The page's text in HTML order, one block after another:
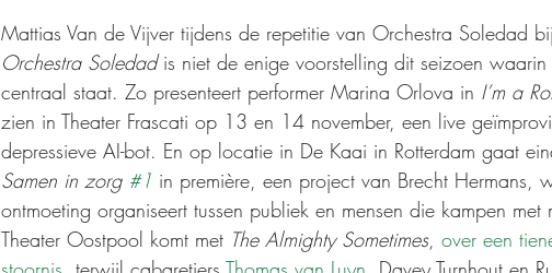
Mattias Van de Vijver tijdens de repetitie van Orchestra Soledad
Orchestra Soledad is niet de enige voorstelling dit seizoen waarin
centraal staat. Zo presenteert performer Marina Orlova in I’m a
zien in Theater Frascati op 13 en 14 november, een live
depressieve AI-bot. En op locatie in De Kaai in Rotterdam gaat
Samen in zorg #1 in première, een project van Brecht Hermans,
ontmoeting organiseert tussen publiek en mensen die kampen
Theater Oostpool komt met The Almighty Sometimes, over een